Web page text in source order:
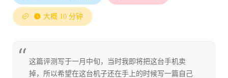
大概 10 分钟
这篇评测写于一月中旬，当时我即将把这台手机卖
掉，所以希望在这台机子还在手上的时候写一篇自己